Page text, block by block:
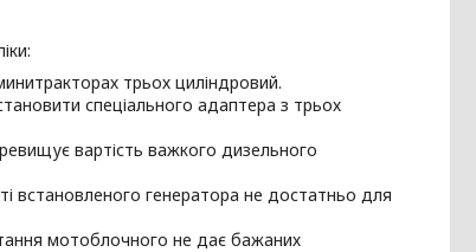
трьох циліндровий.
спеціального адаптера з трьох
вартість важкого дизельного
встановленого генератора не достатньо для
мотоблочного не дає бажаних